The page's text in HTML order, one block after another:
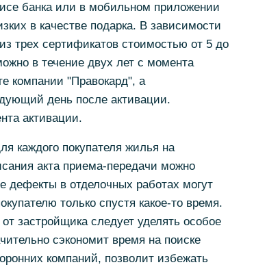
банка или в мобильном приложении
в качестве подарка. В зависимости
трех сертификатов стоимостью от 5 до
в течение двух лет с момента
компании "Правокард", а
день после активации.
активации.
каждого покупателя жилья на
акта приема-передачи можно
дефекты в отделочных работах могут
только спустя какое-то время.
застройщика следует уделять особое
сэкономит время на поиске
компаний, позволит избежать